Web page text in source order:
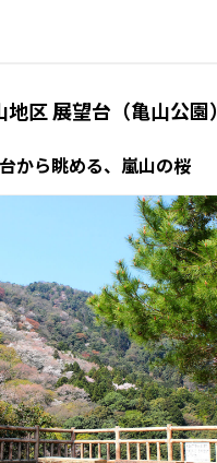
区 展望台（亀山公園）
から眺める、嵐山の桜